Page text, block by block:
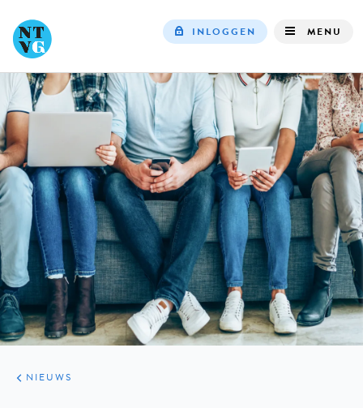
navigation
INLOGGEN MENU
ARTIKELEN
HET
KORT
NIEUWS